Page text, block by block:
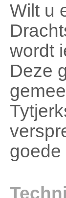
Wilt u
wordt
Deze
goede